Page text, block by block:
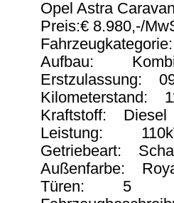
Opel Astra
Preis:€ 8.980,-/
Aufbau:
Erstzulassung:
Kilometerstand:
Kraftstoff: Diesel
Leistung:
Getriebeart:
Außenfarbe:
Türen: 5